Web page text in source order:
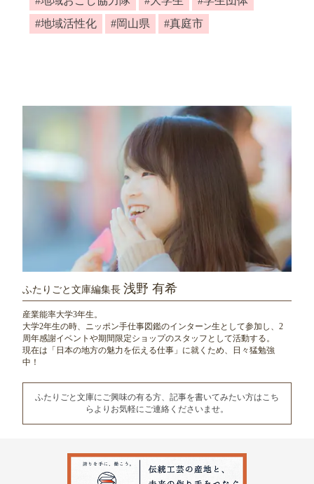
地域活性化
岡山県 真庭市
ふたりごと文庫編集長浅野 有希
産業能率大学3年生。
大学2年生の時、ニッポン手仕事図鑑のインターン生として参加し、2
周年感謝イベントや期間限定ショップのスタッフとして活動する。
現在は「日本の地方の魅力を伝える仕事」に就くため、日々猛勉強
中！
ふたりごと文庫にご興味の有る方、記事を書いてみたい方はこち
らよりお気軽にご連絡くださいませ。